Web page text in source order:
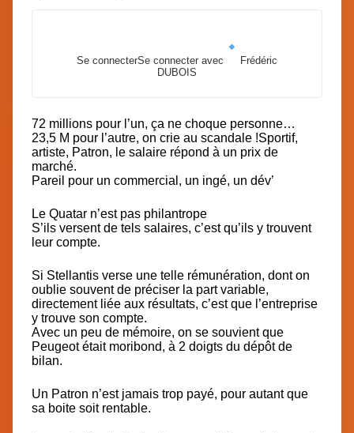
Se connecterSe connecter avec
Frédéric
DUBOIS
72 millions pour l’un, ça ne choque personne…
23,5 M pour l’autre, on crie au scandale !Sportif,
artiste, Patron, le salaire répond à un prix de
marché.
Pareil pour un commercial, un ingé, un dév’
Le Quatar n’est pas philantrope
S’ils versent de tels salaires, c’est qu’ils y trouvent
leur compte.
Si Stellantis verse une telle rémunération, dont on
oublie souvent de préciser la part variable,
directement liée aux résultats, c’est que l’entreprise
y trouve son compte.
Avec un peu de mémoire, on se souvient que
Peugeot était moribond, à 2 doigts du dépôt de
bilan.
Un Patron n’est jamais trop payé, pour autant que
sa boite soit rentable.